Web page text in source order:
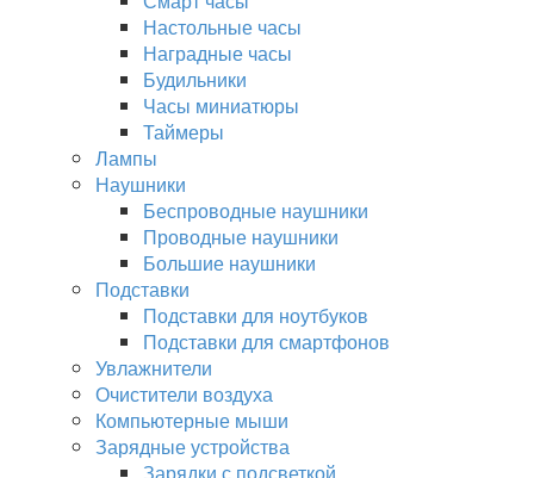
Настольные часы
Наградные часы
Будильники
Часы миниатюры
Таймеры
Лампы
Наушники
Беспроводные наушники
Проводные наушники
Большие наушники
Подставки
Подставки для ноутбуков
Подставки для смартфонов
Увлажнители
Очистители воздуха
Компьютерные мыши
Зарядные устройства